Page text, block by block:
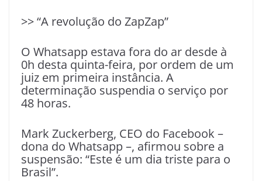
>> “A revolução do ZapZap”
O Whatsapp estava fora do ar desde à
0h desta quinta-feira, por ordem de um
juiz em primeira instância. A
determinação suspendia o serviço por
48 horas.
Mark Zuckerberg, CEO do Facebook –
dona do Whatsapp –, afirmou sobre a
suspensão: “Este é um dia triste para o
Brasil”.